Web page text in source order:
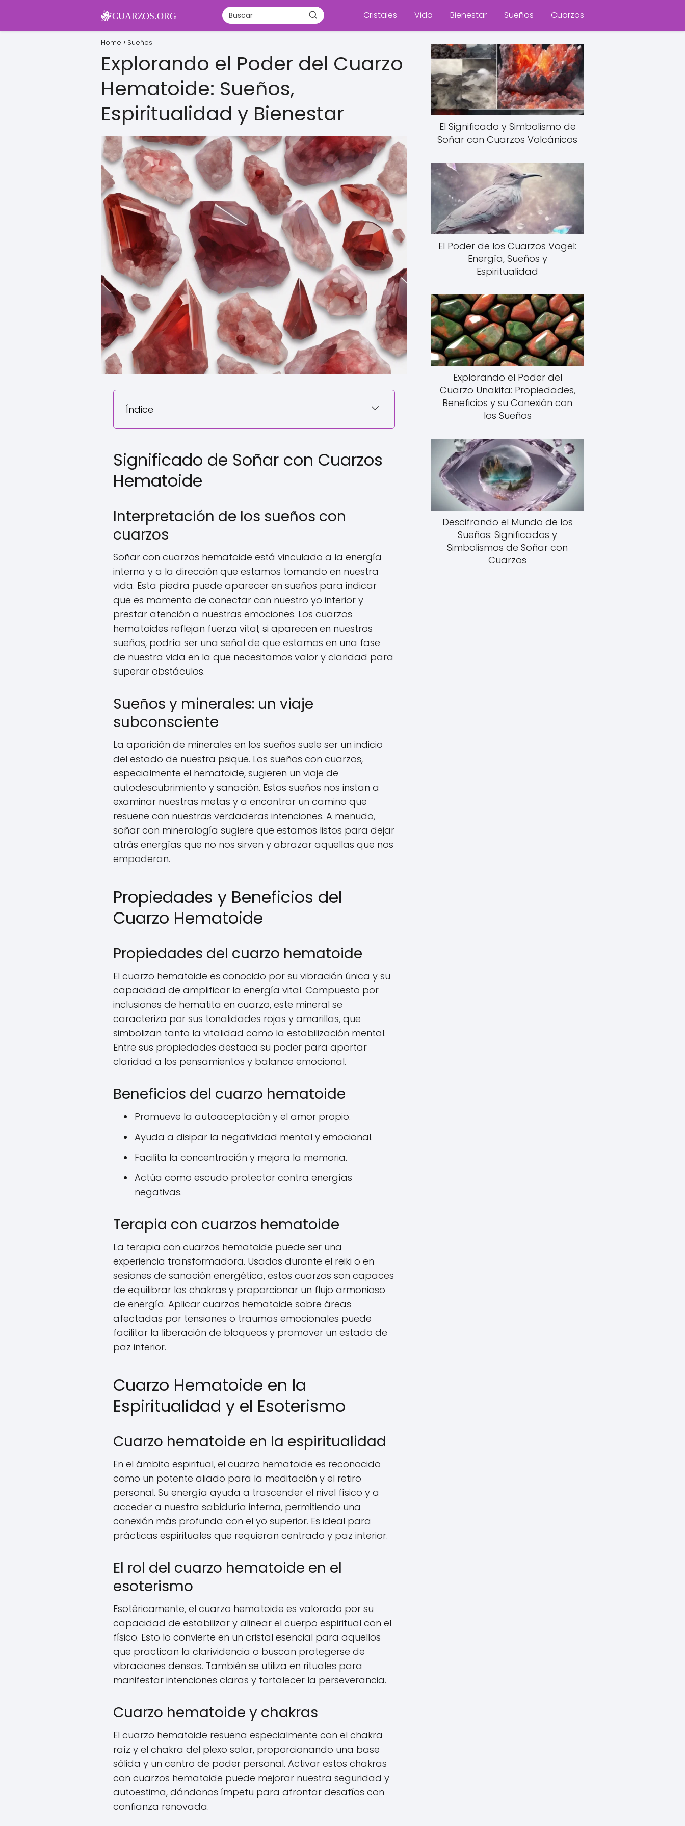
Cristales Vida Bienestar Sueños Cuarzos
Home Sueños
Explorando el Poder del Cuarzo
Hematoide: Sueños,
Espiritualidad y Bienestar
Índice
Significado de Soñar con Cuarzos
Hematoide
Interpretación de los sueños con
cuarzos
Soñar con cuarzos hematoide está vinculado a la energía
interna y a la dirección que estamos tomando en nuestra
vida. Esta piedra puede aparecer en sueños para indicar
que es momento de conectar con nuestro yo interior y
prestar atención a nuestras emociones. Los cuarzos
hematoides reflejan fuerza vital; si aparecen en nuestros
sueños, podría ser una señal de que estamos en una fase
de nuestra vida en la que necesitamos valor y claridad para
superar obstáculos.
Sueños y minerales: un viaje
subconsciente
La aparición de minerales en los sueños suele ser un indicio
del estado de nuestra psique. Los sueños con cuarzos,
especialmente el hematoide, sugieren un viaje de
autodescubrimiento y sanación. Estos sueños nos instan a
examinar nuestras metas y a encontrar un camino que
resuene con nuestras verdaderas intenciones. A menudo,
soñar con mineralogía sugiere que estamos listos para dejar
atrás energías que no nos sirven y abrazar aquellas que nos
empoderan.
Propiedades y Beneficios del
Cuarzo Hematoide
Propiedades del cuarzo hematoide
El cuarzo hematoide es conocido por su vibración única y su
capacidad de amplificar la energía vital. Compuesto por
inclusiones de hematita en cuarzo, este mineral se
caracteriza por sus tonalidades rojas y amarillas, que
simbolizan tanto la vitalidad como la estabilización mental.
Entre sus propiedades destaca su poder para aportar
claridad a los pensamientos y balance emocional.
Beneficios del cuarzo hematoide
Promueve la autoaceptación y el amor propio.
Ayuda a disipar la negatividad mental y emocional.
Facilita la concentración y mejora la memoria.
Actúa como escudo protector contra energías
negativas.
Terapia con cuarzos hematoide
La terapia con cuarzos hematoide puede ser una
experiencia transformadora. Usados durante el reiki o en
sesiones de sanación energética, estos cuarzos son capaces
de equilibrar los chakras y proporcionar un flujo armonioso
de energía. Aplicar cuarzos hematoide sobre áreas
afectadas por tensiones o traumas emocionales puede
facilitar la liberación de bloqueos y promover un estado de
paz interior.
Cuarzo Hematoide en la
Espiritualidad y el Esoterismo
Cuarzo hematoide en la espiritualidad
En el ámbito espiritual, el cuarzo hematoide es reconocido
como un potente aliado para la meditación y el retiro
personal. Su energía ayuda a trascender el nivel físico y a
acceder a nuestra sabiduría interna, permitiendo una
conexión más profunda con el yo superior. Es ideal para
prácticas espirituales que requieran centrado y paz interior.
El rol del cuarzo hematoide en el
esoterismo
Esotéricamente, el cuarzo hematoide es valorado por su
capacidad de estabilizar y alinear el cuerpo espiritual con el
físico. Esto lo convierte en un cristal esencial para aquellos
que practican la clarividencia o buscan protegerse de
vibraciones densas. También se utiliza en rituales para
manifestar intenciones claras y fortalecer la perseverancia.
Cuarzo hematoide y chakras
El cuarzo hematoide resuena especialmente con el chakra
raíz y el chakra del plexo solar, proporcionando una base
sólida y un centro de poder personal. Activar estos chakras
con cuarzos hematoide puede mejorar nuestra seguridad y
autoestima, dándonos ímpetu para afrontar desafíos con
confianza renovada.
El Significado y Simbolismo de
Soñar con Cuarzos Volcánicos
El Poder de los Cuarzos Vogel:
Energía, Sueños y
Espiritualidad
Explorando el Poder del
Cuarzo Unakita: Propiedades,
Beneficios y su Conexión con
los Sueños
Descifrando el Mundo de los
Sueños: Significados y
Simbolismos de Soñar con
Cuarzos